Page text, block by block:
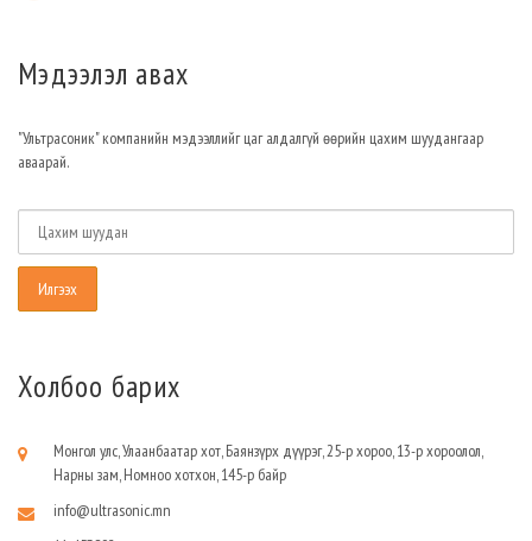
Мэдээлэл авах
"Ультрасоник" компанийн мэдээллийг цаг алдалгүй өөрийн цахим шуудангаар
аваарай.
Холбоо барих
Монгол улс, Улаанбаатар хот, Баянзүрх дүүрэг, 25-р хороо, 13-р хороолол,
Нарны зам, Номноо хотхон, 145-р байр
info@ultrasonic.mn